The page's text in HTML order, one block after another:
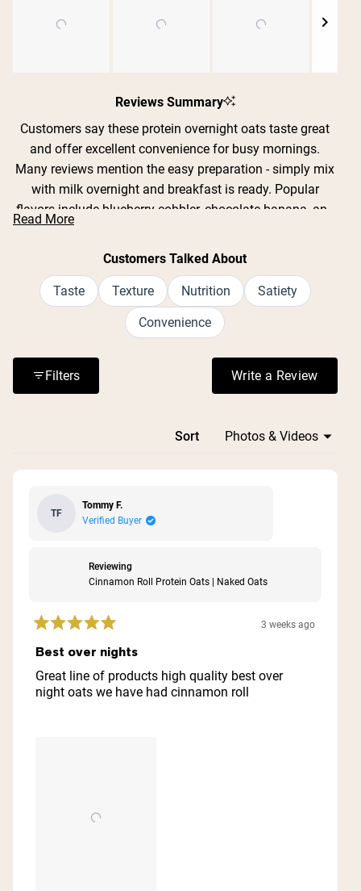
selected
Reviews Summary
Customers say these protein overnight oats taste great
and offer excellent convenience for busy mornings.
Many reviews mention the easy preparation - simply mix
with milk overnight and breakfast is ready. Popular
flavors include blueberry cobbler, chocolate banana, and
strawberry cream, with users appreciating the real fruit
pieces. Common feedback includes praise for the filling
satisfied for hours. While most love the taste, some note
concerns about artificial sweetener aftertaste and
excessive sweetness. Frequent comments address the
them perfect for post-workout meals and appreciate the
quality ingredients, though several mention the higher
Read More
Customers Talked About
Taste Texture Nutrition Satiety
Convenience
Filters Write a Review
(Opens in a
Sort
TF
Tommy F.
Verified Buyer
Reviewing
Cinnamon Roll Protein Oats | Naked Oats
Rated
5
out
of
5
stars
3 weeks ago
Best over nights
Great line of products high quality best over
night oats we have had cinnamon roll
Loading...
Shipping Country:
Comprar Ahora